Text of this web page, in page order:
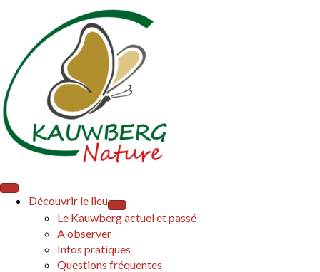
Découvrir le lieu
Le Kauwberg actuel et passé
A observer
Infos pratiques
Questions fréquentes